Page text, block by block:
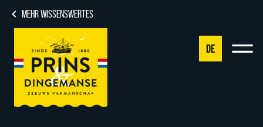
MEHR WISSENSWERTES
DE